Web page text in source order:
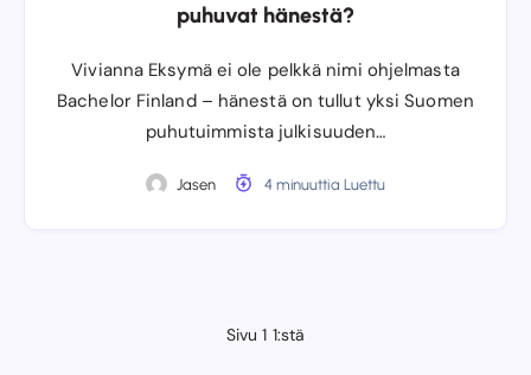
puhuvat hänestä?
Vivianna Eksymä ei ole pelkkä nimi ohjelmasta
Bachelor Finland – hänestä on tullut yksi Suomen
puhutuimmista julkisuuden…
Jasen 4 minuuttia Luettu
Sivu 1 1:stä